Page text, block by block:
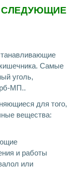
СЛЕДУЮЩИЕ
Самые
уголь,
МП..
для того,
вещества:
и работы
или